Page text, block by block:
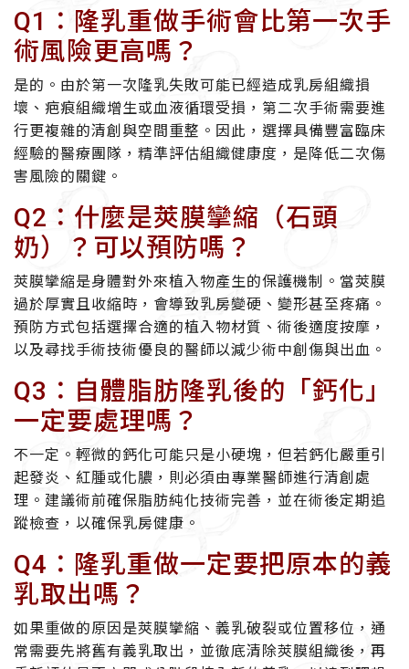
Q1：隆乳重做手術會比第一次手
術風險更高嗎？
是的。由於第一次隆乳失敗可能已經造成乳房組織損
壞、疤痕組織增生或血液循環受損，第二次手術需要進
行更複雜的清創與空間重整。因此，選擇具備豐富臨床
經驗的醫療團隊，精準評估組織健康度，是降低二次傷
害風險的關鍵。
Q2：什麼是莢膜攣縮（石頭
奶）？可以預防嗎？
莢膜攣縮是身體對外來植入物產生的保護機制。當莢膜
過於厚實且收縮時，會導致乳房變硬、變形甚至疼痛。
預防方式包括選擇合適的植入物材質、術後適度按摩，
以及尋找手術技術優良的醫師以減少術中創傷與出血。
Q3：自體脂肪隆乳後的「鈣化」
一定要處理嗎？
不一定。輕微的鈣化可能只是小硬塊，但若鈣化嚴重引
起發炎、紅腫或化膿，則必須由專業醫師進行清創處
理。建議術前確保脂肪純化技術完善，並在術後定期追
蹤檢查，以確保乳房健康。
Q4：隆乳重做一定要把原本的義
乳取出嗎？
如果重做的原因是莢膜攣縮、義乳破裂或位置移位，通
常需要先將舊有義乳取出，並徹底清除莢膜組織後，再